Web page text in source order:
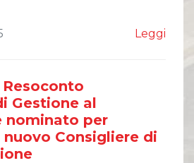
Leggi
Gestione al
nominato per
Consigliere di